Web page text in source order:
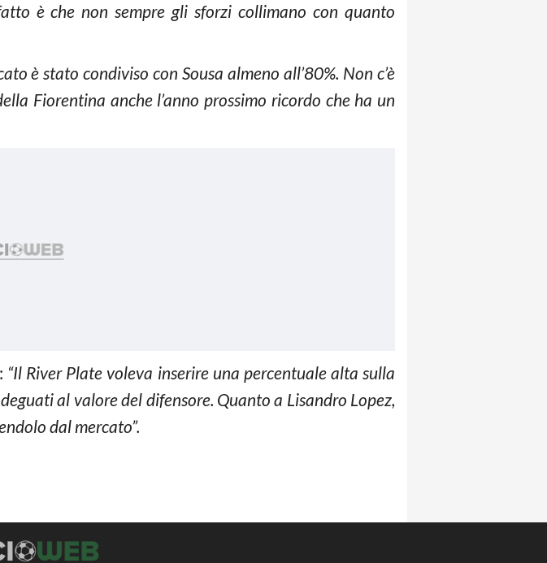
è che non sempre gli sforzi collimano con quanto
è stato condiviso con Sousa almeno all’80%. Non c’è
Fiorentina anche l’anno prossimo ricordo che ha un
“Il River Plate voleva inserire una percentuale alta sulla
al valore del difensore. Quanto a Lisandro Lopez,
dal mercato”.